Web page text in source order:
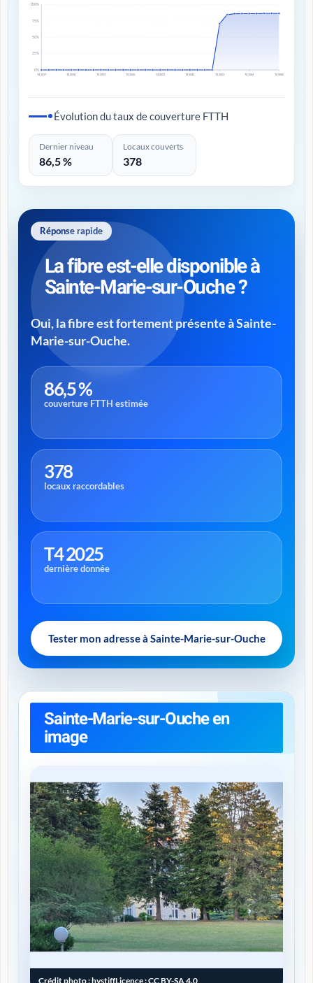
0%
25%
50%
75%
100%
T4 2017 T4 2018 T4 2019 T4 2020 T4 2021 T4 2022 T4 2023 T4 2024 T4 2025
Évolution du taux de couverture FTTH
Dernier niveau
86,5 %
Locaux couverts
378
Réponse rapide
La fibre est-elle disponible à
Sainte-Marie-sur-Ouche ?
Oui, la fibre est fortement présente à Sainte-
Marie-sur-Ouche.
86,5 %
couverture FTTH estimée
378
locaux raccordables
T4 2025
dernière donnée
Tester mon adresse à Sainte-Marie-sur-Ouche
Sainte-Marie-sur-Ouche en
image
Crédit photo :hystiffLicence :CC BY-SA 4.0